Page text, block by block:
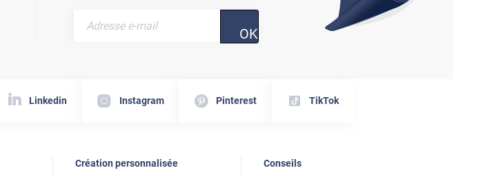
OK
Linkedin Instagram Pinterest TikTok
Création personnalisée Conseils